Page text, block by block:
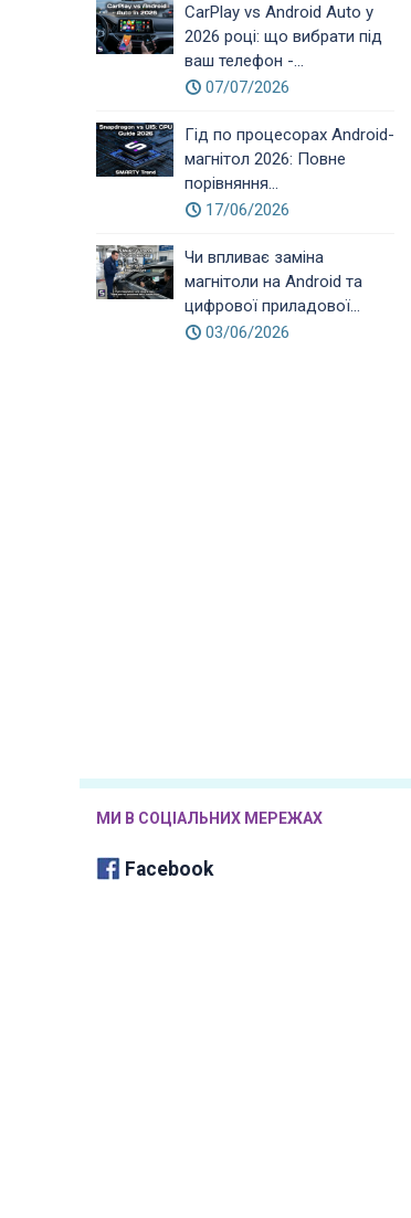
CarPlay vs Android Auto у
2026 році: що вибрати під
ваш телефон -...
07/07/2026
Гід по процесорах Android-
магнітол 2026: Повне
порівняння...
17/06/2026
Чи впливає заміна
магнітоли на Android та
цифрової приладової...
03/06/2026
МИ В СОЦІАЛЬНИХ МЕРЕЖАХ
Facebook